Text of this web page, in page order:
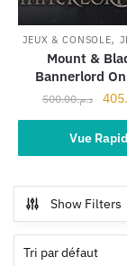
JEUX & CONSOLE,
Mount &
Bannerlord
د.م.500.00
Le
prix
Ajouter au
Vue
Show Filters